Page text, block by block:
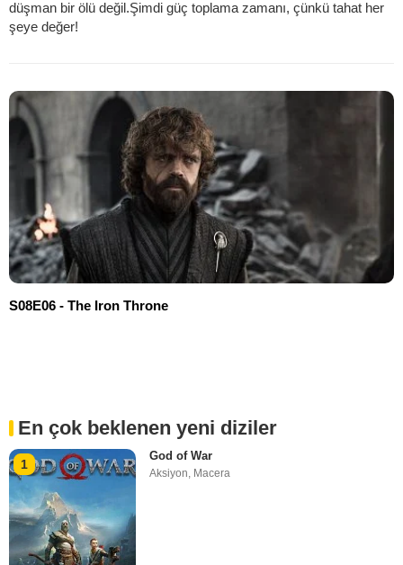
düşman bir ölü değil.Şimdi güç toplama zamanı, çünkü tahat her
şeye değer!
S08E06 - The Iron Throne
En çok beklenen yeni diziler
1
God of War
Aksiyon Macera